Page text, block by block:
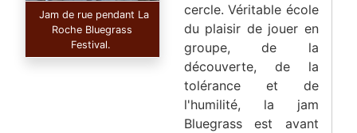
Jam de rue pendant La
Roche Bluegrass
Festival.
cercle. Véritable école
du plaisir de jouer en
groupe, de la
découverte, de la
tolérance et de
l'humilité, la jam
Bluegrass est avant